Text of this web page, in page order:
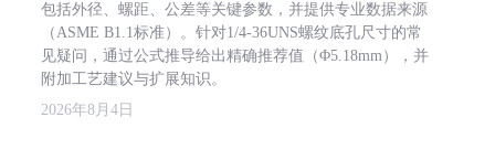
包括外径、螺距、公差等关键参数，并提供专业数据来源
（ASME B1.1标准）。针对1/4-36UNS螺纹底孔尺寸的常
见疑问，通过公式推导给出精确推荐值（Φ5.18mm），并
附加工艺建议与扩展知识。
2026年8月4日